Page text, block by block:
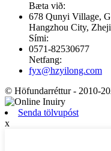
Bæta við:
678 Qunyi Village,
Hangzhou City,
Sími:
0571-82530677
Netfang:
fyx@hzyilong.com
© Höfundarréttur - 2010-
Senda tölvupóst
x